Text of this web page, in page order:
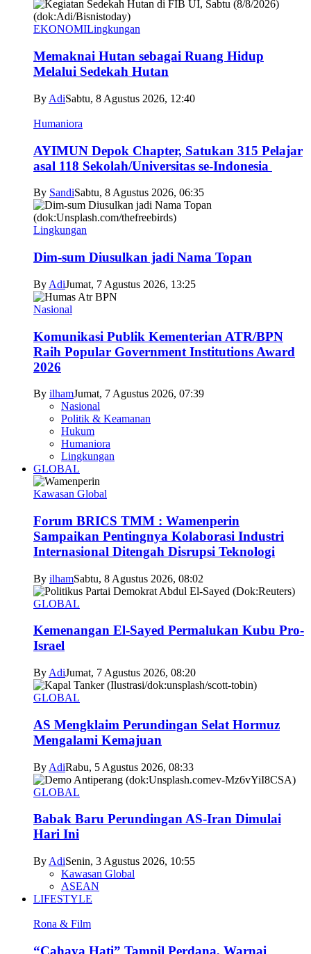
EKONOMILingkungan
Memaknai Hutan sebagai Ruang Hidup
Melalui Sedekah Hutan
By AdiSabtu, 8 Agustus 2026, 12:40
Humaniora
AYIMUN Depok Chapter, Satukan 315 Pelajar
asal 118 Sekolah/Universitas se-Indonesia
By SandiSabtu, 8 Agustus 2026, 06:35
Lingkungan
Dim-sum Diusulkan jadi Nama Topan
By AdiJumat, 7 Agustus 2026, 13:25
Nasional
Komunikasi Publik Kementerian ATR/BPN
Raih Popular Government Institutions Award
2026
By ilhamJumat, 7 Agustus 2026, 07:39
Nasional
Politik & Keamanan
Hukum
Humaniora
Lingkungan
GLOBAL
Kawasan Global
Forum BRICS TMM : Wamenperin
Sampaikan Pentingnya Kolaborasi Industri
Internasional Ditengah Disrupsi Teknologi
By ilhamSabtu, 8 Agustus 2026, 08:02
GLOBAL
Kemenangan El-Sayed Permalukan Kubu Pro-
Israel
By AdiJumat, 7 Agustus 2026, 08:20
GLOBAL
AS Mengklaim Perundingan Selat Hormuz
Mengalami Kemajuan
By AdiRabu, 5 Agustus 2026, 08:33
GLOBAL
Babak Baru Perundingan AS-Iran Dimulai
Hari Ini
By AdiSenin, 3 Agustus 2026, 10:55
Kawasan Global
ASEAN
LIFESTYLE
Rona & Film
“Cahaya Hati” Tampil Perdana, Warnai